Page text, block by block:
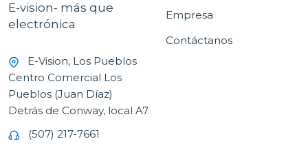
E-vision- más que
electrónica
E-Vision, Los Pueblos
Centro Comercial Los
Pueblos (Juan Díaz)
Detrás de Conway, local A7
(507) 217-7661
Empresa
Contáctanos